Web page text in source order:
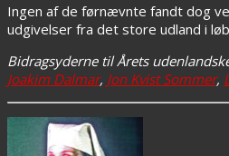
Ingen af de førnævnte fandt dog
udgivelser fra det store udland i
Bidragsyderne til Årets
Joakim Dalmar, Jon Kvist Sommer,